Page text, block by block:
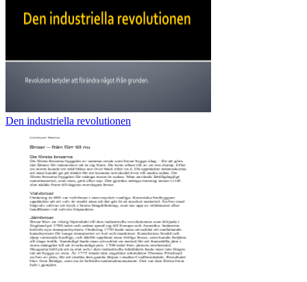
Den industriella revolutionen